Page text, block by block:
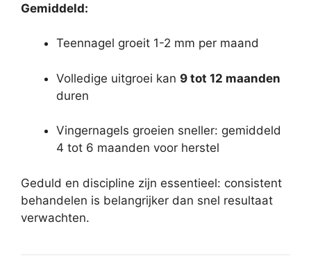
Gemiddeld:
Teennagel groeit 1-2 mm per maand
Volledige uitgroei kan 9 tot 12 maanden
duren
Vingernagels groeien sneller: gemiddeld
4 tot 6 maanden voor herstel
Geduld en discipline zijn essentieel: consistent
behandelen is belangrijker dan snel resultaat
verwachten.